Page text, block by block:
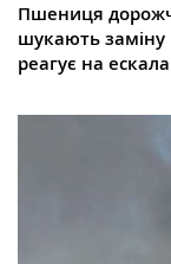
Пшениця
шукають заміну
реагує на